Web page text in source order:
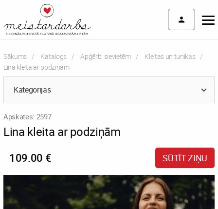
Sākums Katalogs Apģērbi sievietēm
Kleitas un tunikas
Current:
Lina kleita ar podziņām
Kategorijas
Apskates: 2597
Lina kleita ar podziņām
109.00 € SŪTĪT ZIŅU